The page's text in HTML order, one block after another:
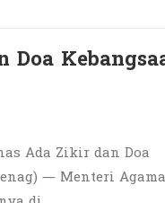
Ada Zikir dan Doa
— Menteri Agama